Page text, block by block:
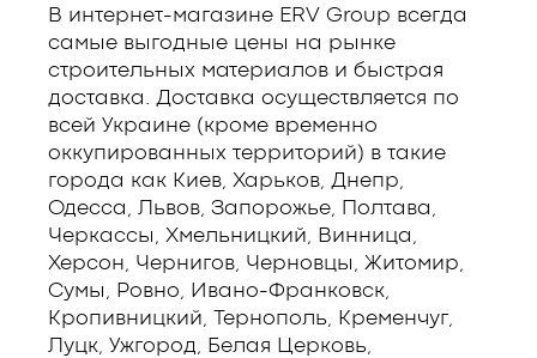
В интернет-магазине ERV Group всегда
самые выгодные цены на рынке
строительных материалов и быстрая
доставка. Доставка осуществляется по
всей Украине (кроме временно
оккупированных территорий) в такие
города как Киев, Харьков, Днепр,
Одесса, Львов, Запорожье, Полтава,
Черкассы, Хмельницкий, Винница,
Херсон, Чернигов, Черновцы, Житомир,
Сумы, Ровно, Ивано-Франковск,
Кропивницкий, Тернополь, Кременчуг,
Луцк, Ужгород, Белая Церковь,